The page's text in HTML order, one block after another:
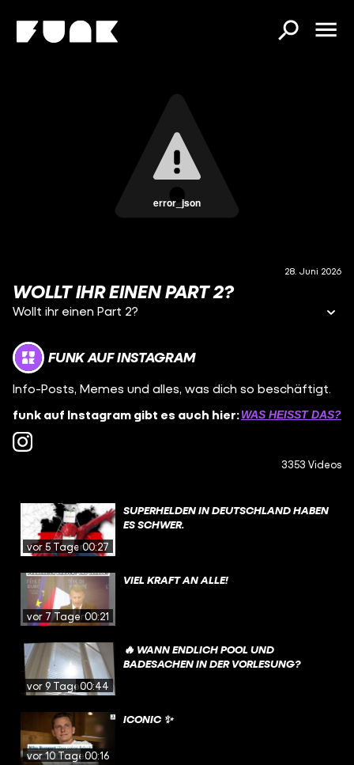
error_json
28. Juni 2026
WOLLT IHR EINEN PART 2?
Wollt ihr einen Part 2?
FUNK AUF INSTAGRAM
Info-Posts, Memes und alles, was dich so beschäftigt.
funk auf Instagram gibt es auch hier:WAS HEISST DAS?
3353 Videos
vor 5 Tagen00:27
SUPERHELDEN IN DEUTSCHLAND HABEN
ES SCHWER.
vor 7 Tagen00:21
VIEL KRAFT AN ALLE!
vor 9 Tagen00:44
🔥 WANN ENDLICH POOL UND
BADESACHEN IN DER VORLESUNG?
vor 10 Tagen00:16
ICONIC ✨